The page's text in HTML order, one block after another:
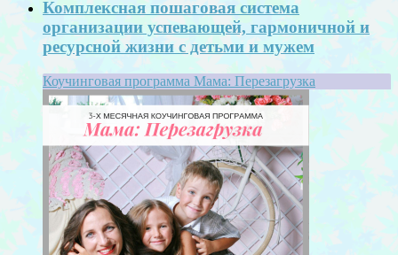
Комплексная пошаговая система
организации успевающей, гармоничной и
ресурсной жизни с детьми и мужем
Коучинговая программа Мама: Перезагрузка